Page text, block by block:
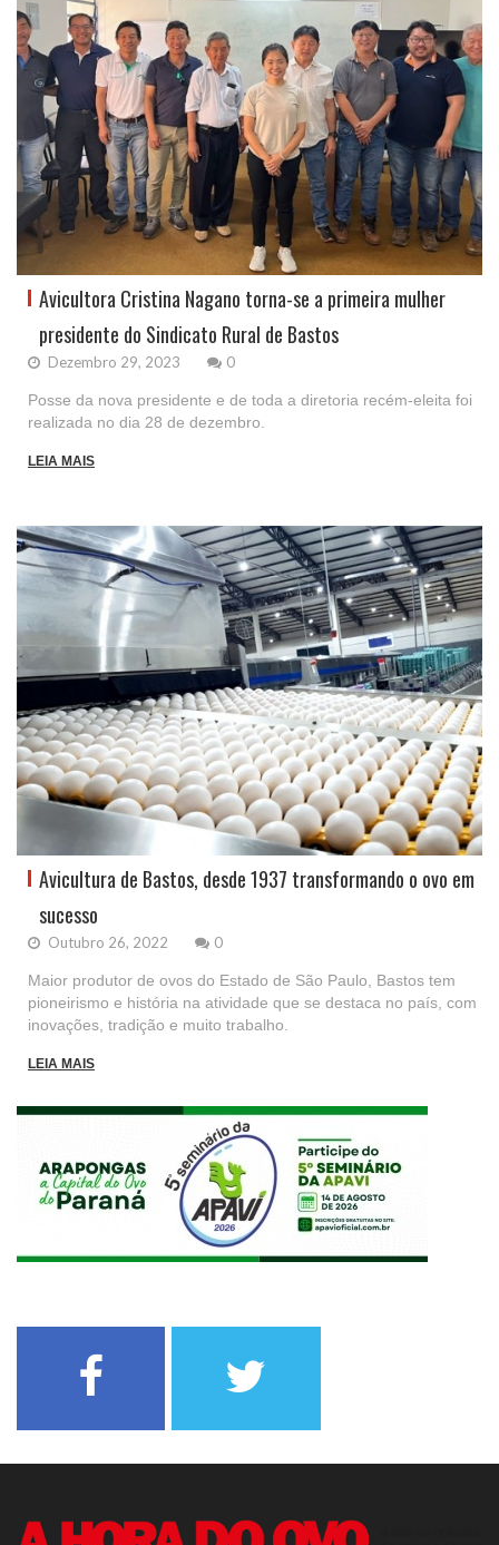
Avicultora Cristina Nagano torna-se a primeira mulher
presidente do Sindicato Rural de Bastos
Dezembro 29, 2023 0
Posse da nova presidente e de toda a diretoria recém-eleita foi
realizada no dia 28 de dezembro.
LEIA MAIS
Avicultura de Bastos, desde 1937 transformando o ovo em
sucesso
Outubro 26, 2022 0
Maior produtor de ovos do Estado de São Paulo, Bastos tem
pioneirismo e história na atividade que se destaca no país, com
inovações, tradição e muito trabalho.
LEIA MAIS